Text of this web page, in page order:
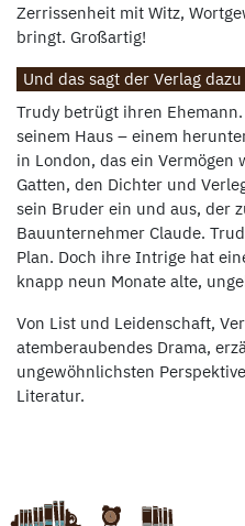
Zerrissenheit mit Witz,
bringt. Großartig!
Und das sagt der Verlag dazu
Trudy betrügt ihren
seinem Haus – einem
in London, das ein
Gatten, den Dichter und
sein Bruder ein und aus, der
Bauunternehmer Claude.
Plan. Doch ihre Intrige hat
knapp neun Monate alte,
Von List und Leidenschaft,
atemberaubendes Drama,
ungewöhnlichsten
Literatur.